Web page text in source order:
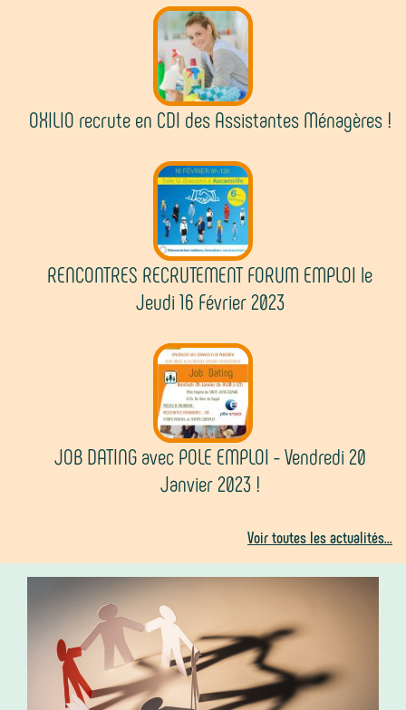
OXILIO recrute en CDI des Assistantes Ménagères !
RENCONTRES RECRUTEMENT FORUM EMPLOI le
Jeudi 16 Février 2023
JOB DATING avec POLE EMPLOI - Vendredi 20
Janvier 2023 !
Voir toutes les actualités...